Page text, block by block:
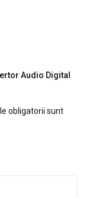
Audio Digital
obligatorii sunt